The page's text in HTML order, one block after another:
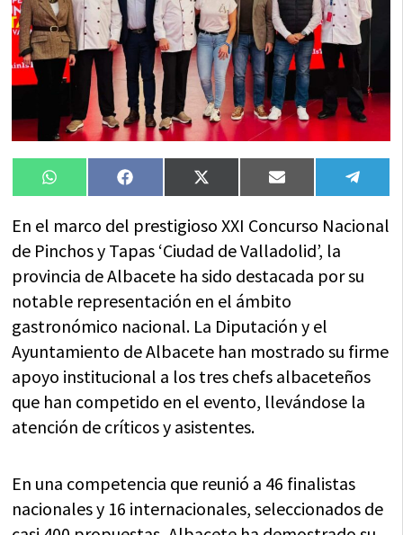
Compartir
en
WhatsAppCompartir
en
FacebookCompartir
en
X
(Twitter)
Compartir
en
Email
en
En el marco del prestigioso XXI Concurso Nacional
de Pinchos y Tapas ‘Ciudad de Valladolid’, la
provincia de Albacete ha sido destacada por su
notable representación en el ámbito
gastronómico nacional. La Diputación y el
Ayuntamiento de Albacete han mostrado su firme
apoyo institucional a los tres chefs albaceteños
que han competido en el evento, llevándose la
atención de críticos y asistentes.
En una competencia que reunió a 46 finalistas
nacionales y 16 internacionales, seleccionados de